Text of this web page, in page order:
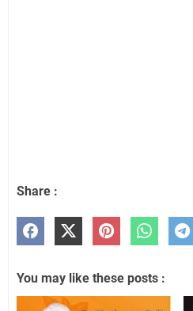
Share :
You may like these posts :